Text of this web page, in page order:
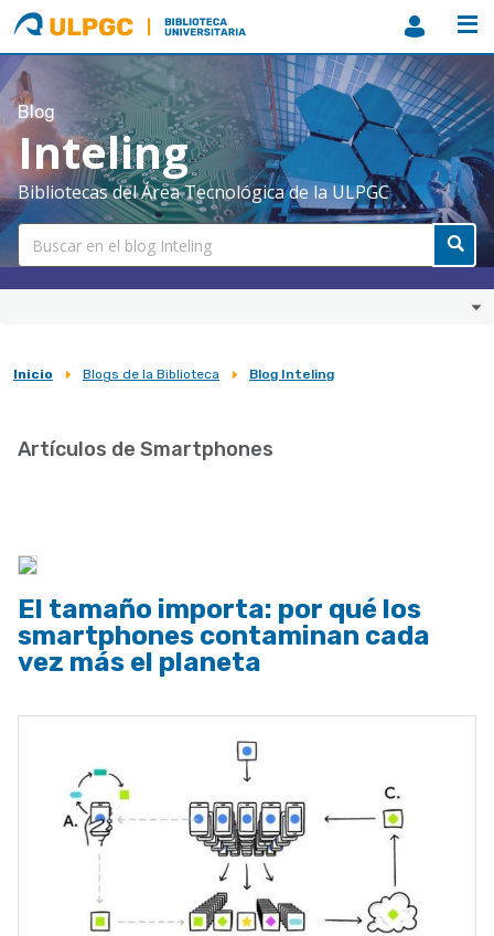
ULPGC
Biblioteca
ULPGC
Blog
Inteling
Bibliotecas del Área Tecnológica de la ULPGC
Sobrescribir
de
la
navegación
Inicio Blogs de la Biblioteca Blog Inteling
Artículos de Smartphones
El tamaño importa: por qué los
smartphones contaminan cada
vez más el planeta